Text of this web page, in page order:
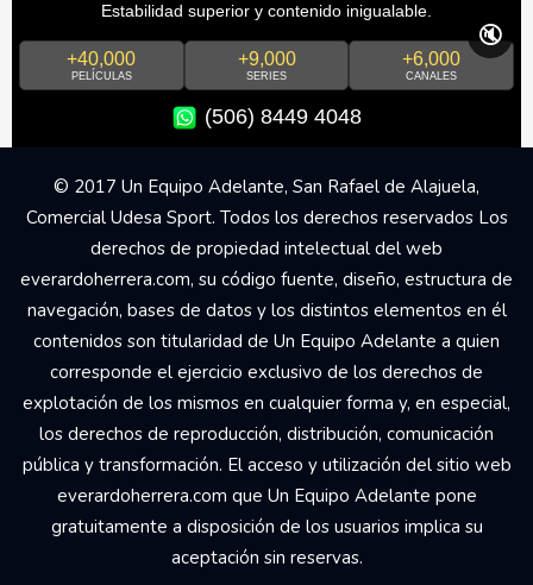
Estabilidad superior y contenido inigualable.
+40,000
PELÍCULAS
+9,000
SERIES
+6,000
CANALES
(506) 8449 4048
🔇
© 2017 Un Equipo Adelante, San Rafael de Alajuela,
Comercial Udesa Sport. Todos los derechos reservados Los
derechos de propiedad intelectual del web
everardoherrera.com, su código fuente, diseño, estructura de
navegación, bases de datos y los distintos elementos en él
contenidos son titularidad de Un Equipo Adelante a quien
corresponde el ejercicio exclusivo de los derechos de
explotación de los mismos en cualquier forma y, en especial,
los derechos de reproducción, distribución, comunicación
pública y transformación. El acceso y utilización del sitio web
everardoherrera.com que Un Equipo Adelante pone
gratuitamente a disposición de los usuarios implica su
aceptación sin reservas.